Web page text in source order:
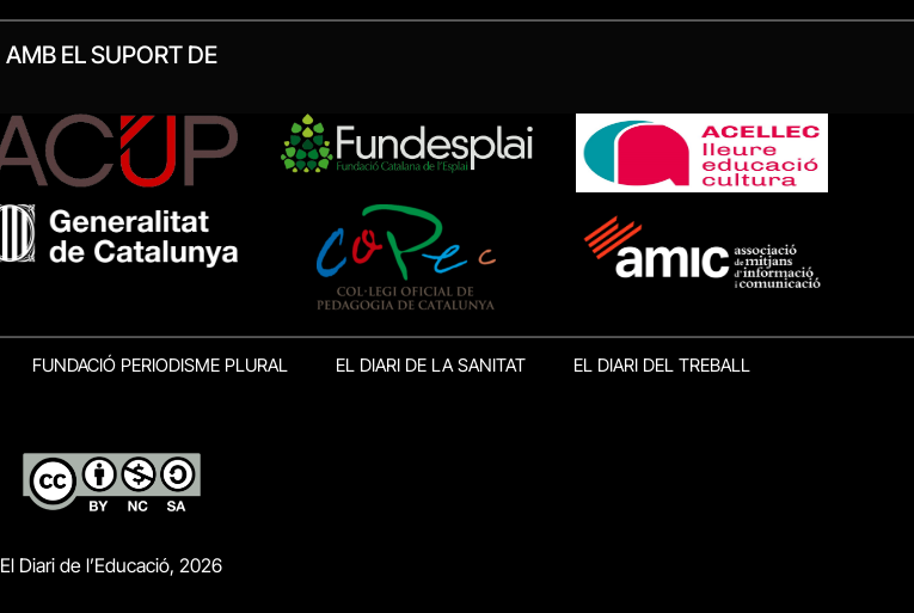
AMB EL SUPORT DE
FUNDACIÓ PERIODISME PLURAL EL DIARI DE LA SANITAT EL DIARI DEL TREBALL
El Diari de l’Educació, 2026